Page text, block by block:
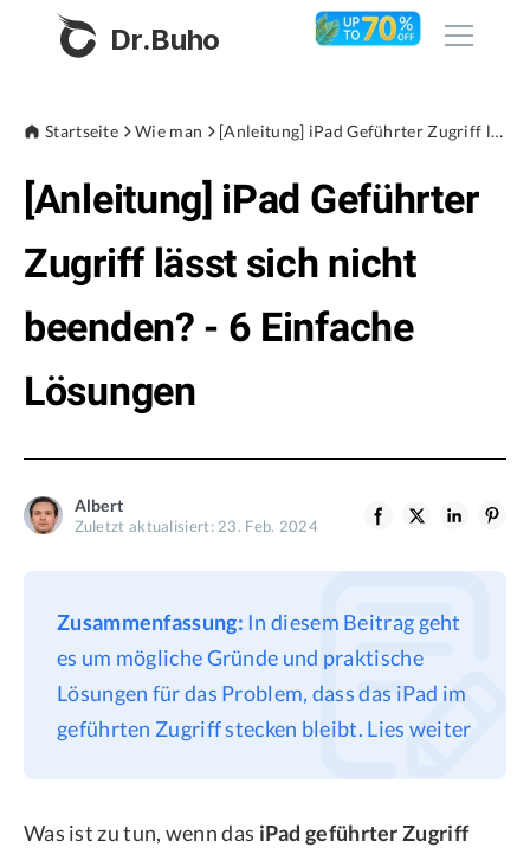
Dr.Buho
Produkte
BuhoCleaner
BuhoUnlocker
BuhoRepair
BuhoBarX
BuhoLaunchpad
Store
Blog
Unterstützung
Rechtliches
Refund Policy
Startseite Wie man [Anleitung] iPad Geführter Zugriff lässt sich nicht beenden? - 6 Einfache Lösungen
[Anleitung] iPad Geführter
Zugriff lässt sich nicht
beenden? - 6 Einfache
Lösungen
Albert
Zuletzt aktualisiert: 23. Feb. 2024
Zusammenfassung: In diesem Beitrag geht
es um mögliche Gründe und praktische
Lösungen für das Problem, dass das iPad im
geführten Zugriff stecken bleibt. Lies weiter
Was ist zu tun, wenn das iPad geführter Zugriff